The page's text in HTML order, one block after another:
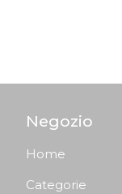
Negozio
Home
Categorie